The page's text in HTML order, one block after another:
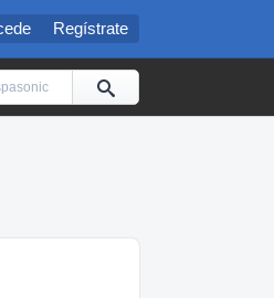
Regístrate